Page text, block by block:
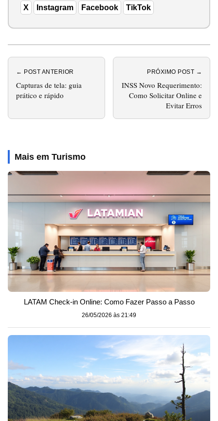
X Instagram Facebook TikTok
← POST ANTERIOR
Capturas de tela: guia
prático e rápido
PRÓXIMO POST →
INSS Novo Requerimento:
Como Solicitar Online e
Evitar Erros
Mais em Turismo
LATAM Check-in Online: Como Fazer Passo a Passo
26/05/2026 às 21:49